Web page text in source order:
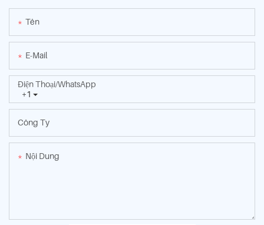
Tên
E-Mail
+1
Điện Thoại/WhatsApp
Công Ty
Nội Dung